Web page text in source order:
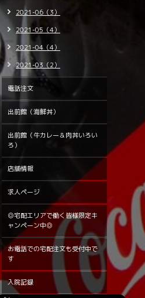
2021-06（3）
2021-05（4）
2021-04（4）
2021-03（2）
電話注文
出前館（海鮮丼）
出前館（牛カレー＆肉丼いろい
ろ）
店舗情報
求人ページ
◎宅配エリアで働く皆様限定キ
ャンペーン中◎
お電話での宅配注文も受付中で
す
入院記録